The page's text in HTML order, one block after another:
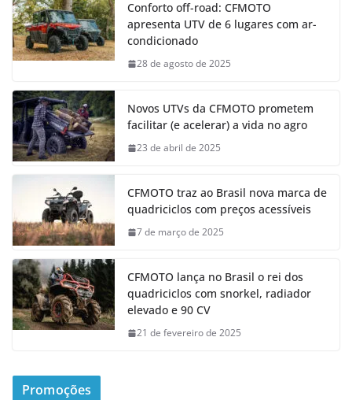
Conforto off-road: CFMOTO
apresenta UTV de 6 lugares com ar-
condicionado
28 de agosto de 2025
Novos UTVs da CFMOTO prometem
facilitar (e acelerar) a vida no agro
23 de abril de 2025
CFMOTO traz ao Brasil nova marca de
quadriciclos com preços acessíveis
7 de março de 2025
CFMOTO lança no Brasil o rei dos
quadriciclos com snorkel, radiador
elevado e 90 CV
21 de fevereiro de 2025
Promoções